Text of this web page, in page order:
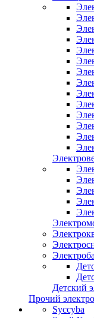
Детский
Прочий
Syccyba